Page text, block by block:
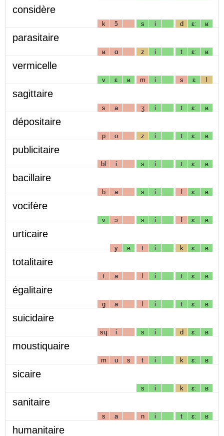
considère
k ɔ̃ s i d ɛː ʁ
parasitaire
ʁ ɑ z i t ɛː ʁ
vermicelle
v ɛ ʁ m i s ɛ l
sagittaire
s a ʒ i t ɛː ʁ
dépositaire
p o z i t ɛː ʁ
publicitaire
bl i s i t ɛː ʁ
bacillaire
b a s i l ɛː ʁ
vocifère
v ɔ s i f ɛː ʁ
urticaire
y ʁ t i k ɛː ʁ
totalitaire
t a l i t ɛː ʁ
égalitaire
g a l i t ɛː ʁ
suicidaire
sɥ i s i d ɛː ʁ
moustiquaire
m u s t i k ɛː ʁ
sicaire
s i k ɛː ʁ
sanitaire
s a n i t ɛː ʁ
humanitaire